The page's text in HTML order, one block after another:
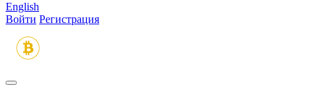
English
Войти Регистрация